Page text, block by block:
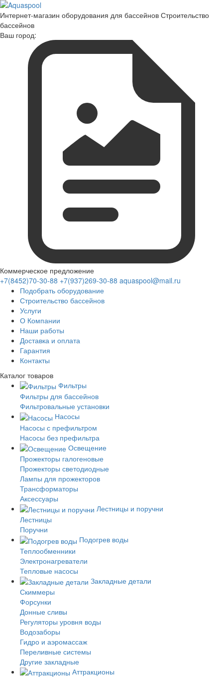
Интернет-магазин оборудования для бассейнов Строительство
бассейнов
Ваш город:
Коммерческое предложение
+7(8452)70-30-88 +7(937)269-30-88 aquaspool@mail.ru
Подобрать оборудование
Строительство бассейнов
Услуги
О Компании
Наши работы
Доставка и оплата
Гарантия
Контакты
Каталог товаров
Фильтры
Фильтры для бассейнов
Фильтровальные установки
Насосы
Насосы с префильтром
Насосы без префильтра
Освещение
Прожекторы галогеновые
Прожекторы светодиодные
Лампы для прожекторов
Трансформаторы
Аксессуары
Лестницы и поручни
Лестницы
Поручни
Подогрев воды
Теплообменники
Электронагреватели
Тепловые насосы
Закладные детали
Скиммеры
Форсунки
Донные сливы
Регуляторы уровня воды
Водозаборы
Гидро и аэромассаж
Переливные системы
Другие закладные
Аттракционы